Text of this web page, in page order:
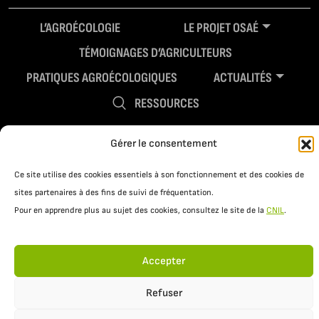
Gérer le consentement
Ce site utilise des cookies essentiels à son fonctionnement et des cookies de
sites partenaires à des fins de suivi de fréquentation.
Pour en apprendre plus au sujet des cookies, consultez le site de la CNIL.
Accepter
Refuser
L’AGROÉCOLOGIE
LE PROJET OSAÉ
TÉMOIGNAGES D’AGRICULTEURS
PRATIQUES AGROÉCOLOGIQUES
ACTUALITÉS
RESSOURCES
Politique de confidentialité